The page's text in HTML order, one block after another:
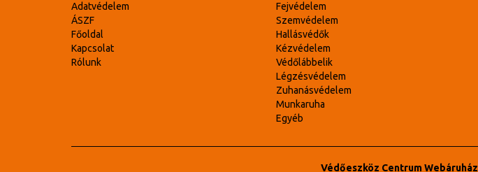
Adatvédelem
ÁSZF
Főoldal
Kapcsolat
Rólunk
Fejvédelem
Szemvédelem
Hallásvédők
Kézvédelem
Védőlábbelik
Légzésvédelem
Zuhanásvédelem
Munkaruha
Egyéb
Védőeszköz Centrum Webáruház